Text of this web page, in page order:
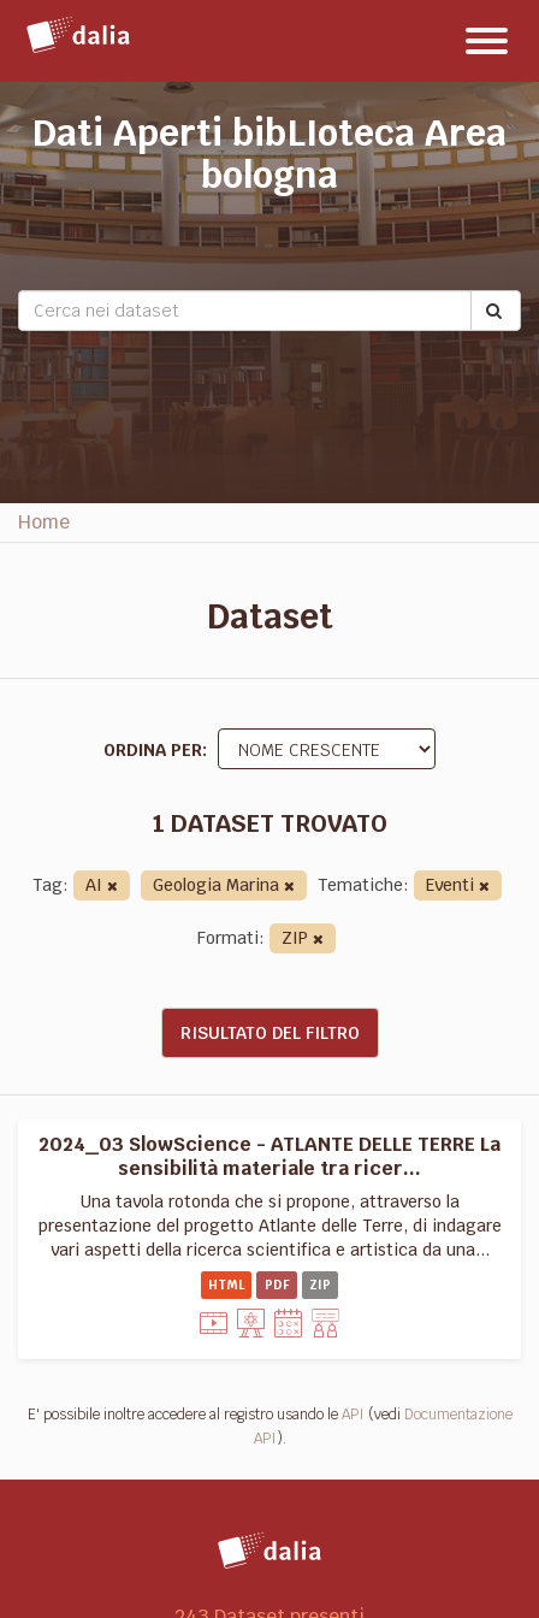
contenuto
Dati Aperti bibLIoteca Area
bologna
Home
Dataset
ORDINA PER
1 DATASET TROVATO
Tag: AI Geologia Marina Tematiche:
Eventi
Formati:
ZIP
RISULTATO DEL FILTRO
2024_03 SlowScience - ATLANTE DELLE TERRE La
sensibilità materiale tra ricer...
Una tavola rotonda che si propone, attraverso la
presentazione del progetto Atlante delle Terre, di indagare
vari aspetti della ricerca scientifica e artistica da una...
HTML PDF ZIP
E' possibile inoltre accedere al registro usando leAPI (vedi Documentazione
API).